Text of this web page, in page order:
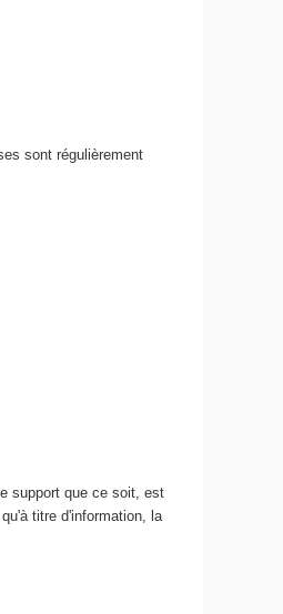
sont régulièrement
support que ce soit, est
titre d'information, la